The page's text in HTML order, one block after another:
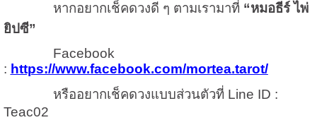
หากอยากเช็คดวงดี ๆ ตามเรามาที่ “หมอธีร์ ไพ่
ยิปซี”
Facebook
: https://www.facebook.com/mortea.tarot/
หรืออยากเช็คดวงแบบส่วนตัวที่ Line ID :
Teac02